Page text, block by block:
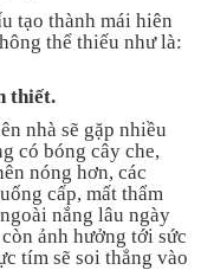
tạo thành mái hiên
thể thiếu như là:
thiết.
nhà sẽ gặp nhiều
có bóng cây che,
nóng hơn, các
cấp, mất thẩm
nắng lâu ngày
ảnh hưởng tới sức
tím sẽ soi thẳng vào